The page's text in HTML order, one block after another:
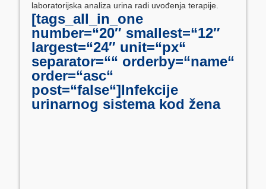
laboratorijska analiza urina radi uvođenja terapije.
[tags_all_in_one
number=“20″ smallest=“12″
largest=“24″ unit=“px“
separator=““ orderby=“name“
order=“asc“
post=“false“]Infekcije
urinarnog sistema kod žena